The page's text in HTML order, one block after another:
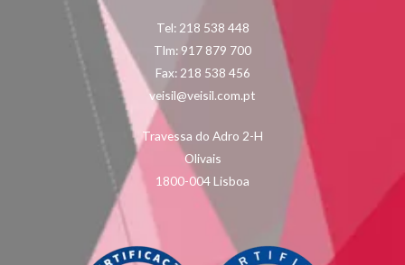
Tel: 218 538 448
Tlm: 917 879 700
Fax: 218 538 456
veisil@veisil.com.pt
Travessa do Adro 2-H
Olivais
1800-004 Lisboa